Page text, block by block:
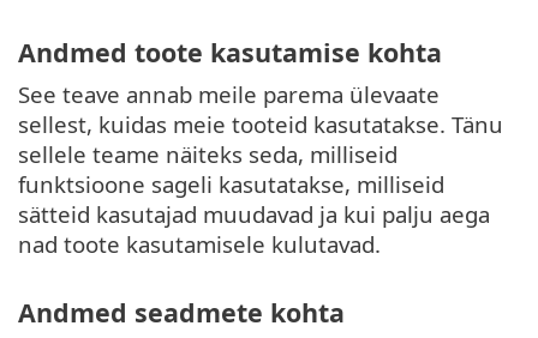
Andmed toote kasutamise kohta
See teave annab meile parema ülevaate
sellest, kuidas meie tooteid kasutatakse. Tänu
sellele teame näiteks seda, milliseid
funktsioone sageli kasutatakse, milliseid
sätteid kasutajad muudavad ja kui palju aega
nad toote kasutamisele kulutavad.
Andmed seadmete kohta